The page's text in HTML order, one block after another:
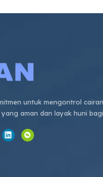
untuk mengontrol
aman dan layak huni